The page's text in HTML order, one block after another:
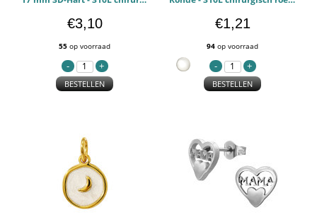
€3,10
55 op voorraad
BESTELLEN
€1,21
94 op voorraad
BESTELLEN